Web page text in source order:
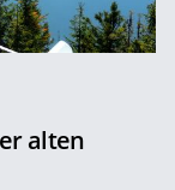
alten